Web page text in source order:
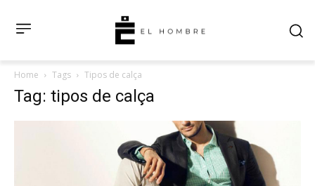
Home Tags Tipos de calça
Tag: tipos de calça